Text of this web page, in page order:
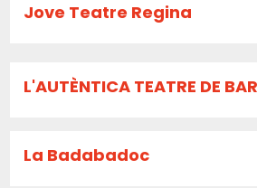
Jove Teatre Regina
L'AUTÈNTICA TEATRE DE
La Badabadoc